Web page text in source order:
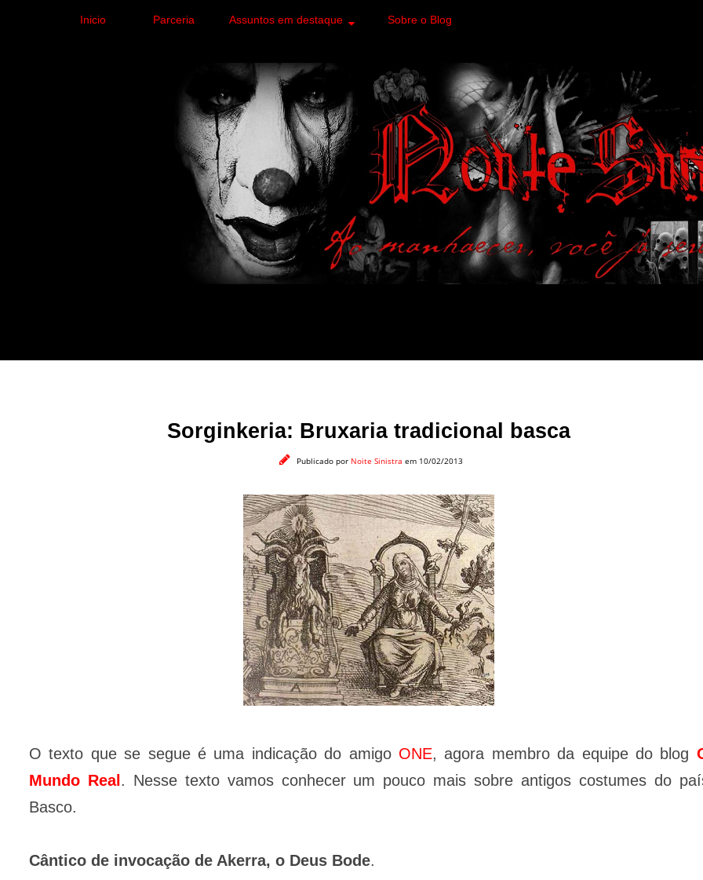
Inicio Parceria Assuntos em destaque Sobre o Blog
Sorginkeria: Bruxaria tradicional basca
Publicado por Noite Sinistra em 10/02/2013
O texto que se segue é uma indicação do amigo ONE, agora membro da equipe do blog
Mundo Real . Nesse texto vamos conhecer um pouco mais sobre antigos costumes do
Basco.
Cântico de invocação de Akerra, o Deus Bode.